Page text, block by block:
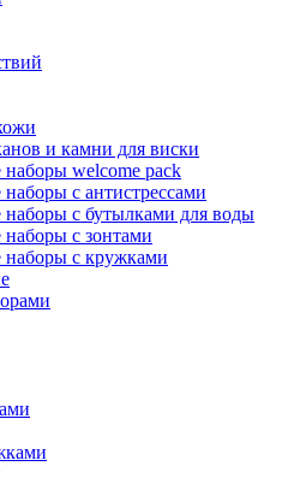
и камни для виски
welcome pack
с антистрессами
с бутылками для воды
с зонтами
с кружками